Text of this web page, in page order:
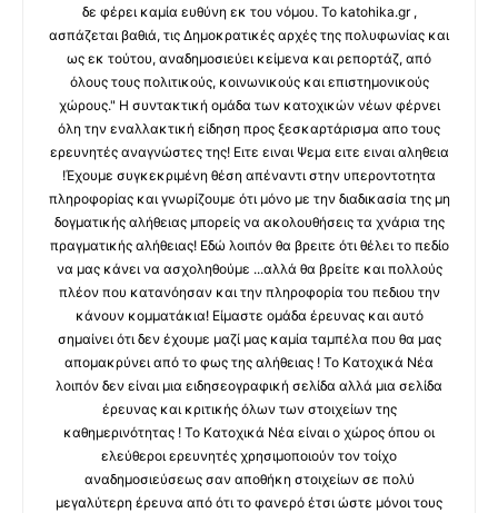
δε φέρει καμία ευθύνη εκ του νόμου. Το katohika.gr ,
ασπάζεται βαθιά, τις Δημοκρατικές αρχές της πολυφωνίας και
ως εκ τούτου, αναδημοσιεύει κείμενα και ρεπορτάζ, από
όλους τους πολιτικούς, κοινωνικούς και επιστημονικούς
χώρους." Η συντακτική ομάδα των κατοχικών νέων φέρνει
όλη την εναλλακτική είδηση προς ξεσκαρτάρισμα απο τους
ερευνητές αναγνώστες της! Ειτε ειναι Ψεμα ειτε ειναι αληθεια
!Έχουμε συγκεκριμένη θέση απέναντι στην υπεροντοτητα
πληροφορίας και γνωρίζουμε ότι μόνο με την διαδικασία της μη
δογματικής αλήθειας μπορείς να ακολουθήσεις τα χνάρια της
πραγματικής αλήθειας! Εδώ λοιπόν θα βρειτε ότι θέλει το πεδίο
να μας κάνει να ασχοληθούμε ...αλλά θα βρείτε και πολλούς
πλέον που κατανόησαν και την πληροφορία του πεδιου την
κάνουν κομματάκια! Είμαστε ομάδα έρευνας και αυτό
σημαίνει ότι δεν έχουμε μαζί μας καμία ταμπέλα που θα μας
απομακρύνει από το φως της αλήθειας ! Το Κατοχικά Νέα
λοιπόν δεν είναι μια ειδησεογραφική σελίδα αλλά μια σελίδα
έρευνας και κριτικής όλων των στοιχείων της
καθημερινότητας ! Το Κατοχικά Νέα είναι ο χώρος όπου οι
ελεύθεροι ερευνητές χρησιμοποιούν τον τοίχο
αναδημοσιεύσεως σαν αποθήκη στοιχείων σε πολύ
μεγαλύτερη έρευνα από ότι το φανερό έτσι ώστε μόνοι τους